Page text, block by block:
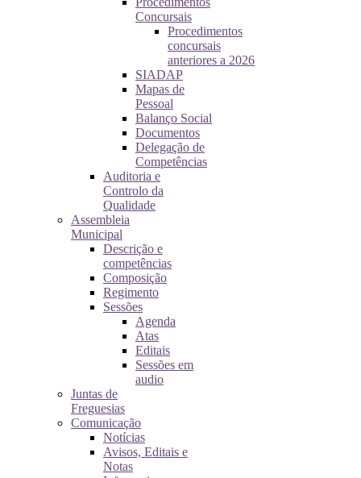
Concursais
Procedimentos
concursais
anteriores a 2026
SIADAP
Mapas de
Pessoal
Balanço Social
Documentos
Delegação de
Competências
Auditoria e
Controlo da
Qualidade
Assembleia
Municipal
Descrição e
competências
Composição
Regimento
Sessões
Agenda
Atas
Editais
Sessões em
audio
Juntas de
Freguesias
Comunicação
Notícias
Avisos, Editais e
Notas